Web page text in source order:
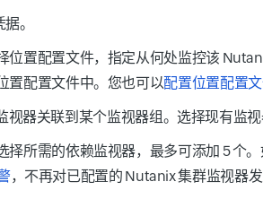
。
位置配置文件，指定从何处监控该
置配置文件中。您也可以配置位置配置
视器关联到某个监视器组。选择现有监
择所需的依赖监视器，最多可添加 5 个
，不再对已配置的 Nutanix 集群监视器发